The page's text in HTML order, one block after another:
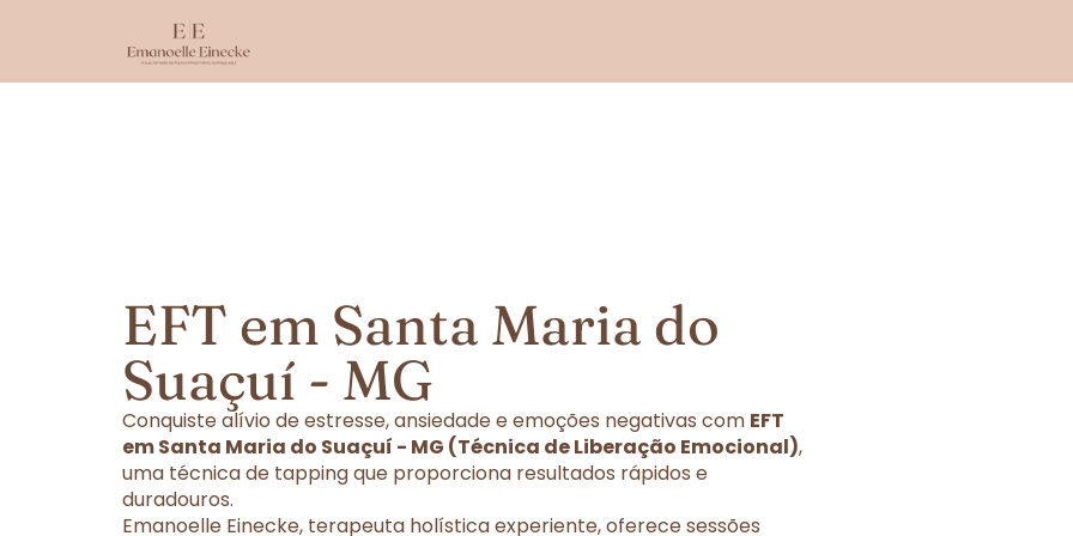
EFT em Santa Maria do
Suaçuí - MG
Conquiste alívio de estresse, ansiedade e emoções negativas com EFT
em Santa Maria do Suaçuí - MG (Técnica de Liberação Emocional),
uma técnica de tapping que proporciona resultados rápidos e
duradouros.
Emanoelle Einecke, terapeuta holística experiente, oferece sessões